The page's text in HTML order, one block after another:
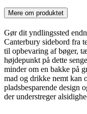
Mere om produktet
Gør dit yndlingssted
Canterbury sidebord fra
til opbevaring af bøger,
højdepunkt på dette
minder om en bakke på
mad og drikke nemt kan
pladsbesparende design
der understreger